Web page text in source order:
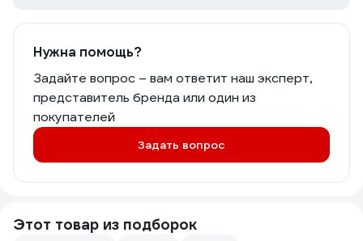
Нужна помощь?
Задайте вопрос – вам ответит наш эксперт,
представитель бренда или один из
покупателей
Задать вопрос
Этот товар из подборок